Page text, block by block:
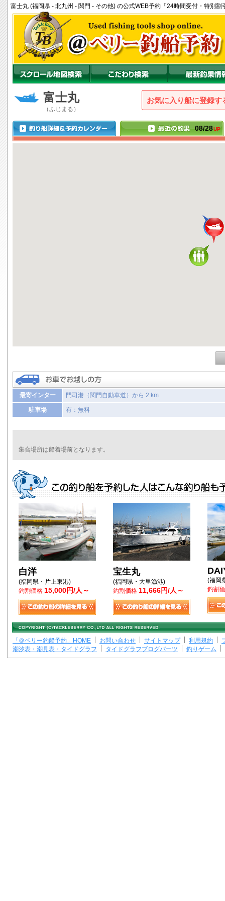
富士丸 (福岡県 - 北九州 - 関門 - その他) の公式WEB予約「24時間受付・特別割
富士丸
（ふじまる）
お気に入り船に登録
08/28UP
最寄インター 門司港（関門自動車道）から 2 km
駐車場 有：無料
集合場所は船着場前となります。
白洋
(福岡県・片上東港)
釣割価格 15,000円/人～
宝生丸
(福岡県・大里漁港)
釣割価格 11,666円/人～
(福岡
釣割
「＠ベリー釣船予約」HOME お問い合わせ サイトマップ 利用規約
潮汐表・潮見表・タイドグラフ
タイドグラフブログパーツ 釣りゲーム